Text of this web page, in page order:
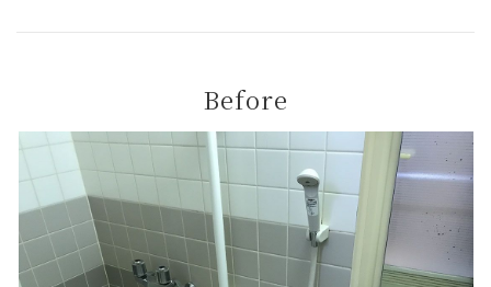
Before